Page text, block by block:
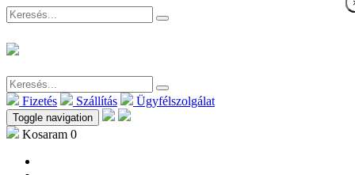
Fizetés Szállítás Ügyfélszolgálat
Toggle navigation
Kosaram 0